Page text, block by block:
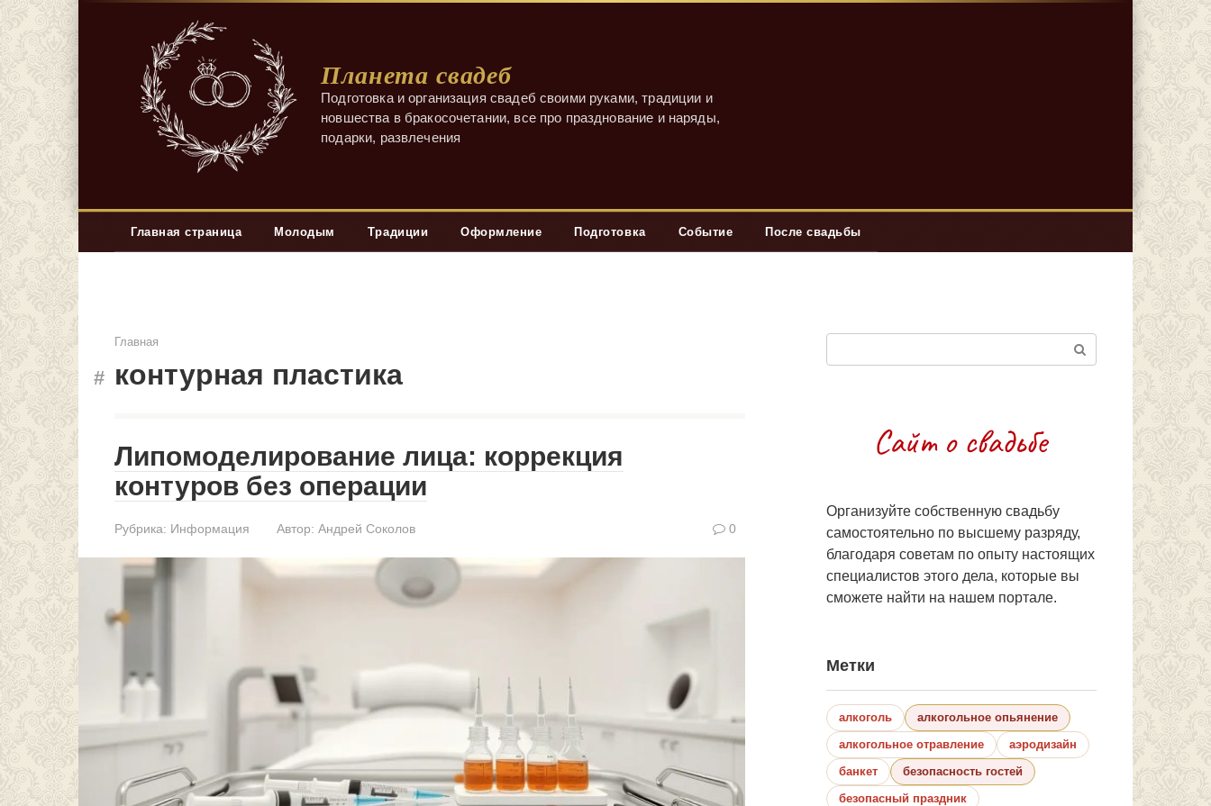
Планета свадеб
Подготовка и организация свадеб своими руками, традиции и
новшества в бракосочетании, все про празднование и наряды,
подарки, развлечения
Главная страница Молодым Традиции Оформление Подготовка Событие После свадьбы
Главная
контурная пластика
Липомоделирование лица: коррекция
контуров без операции
Рубрика: Информация Автор: Андрей Соколов 0
Организуйте собственную свадьбу
самостоятельно по высшему разряду,
благодаря советам по опыту настоящих
специалистов этого дела, которые вы
сможете найти на нашем портале.
Метки
алкоголь
алкогольное опьянение
алкогольное отравление
аэродизайн
банкет
безопасность гостей
безопасный праздник